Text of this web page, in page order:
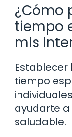
¿Cómo
tiempo
mis
tiempo
ayudarte a
saludable.